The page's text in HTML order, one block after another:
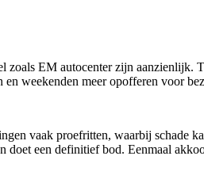
EM autocenter zijn aanzienlijk.
weekenden meer opofferen voor
vaak proefritten, waarbij schade
een definitief bod. Eenmaal